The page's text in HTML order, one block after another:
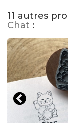
11 autres
Chat :